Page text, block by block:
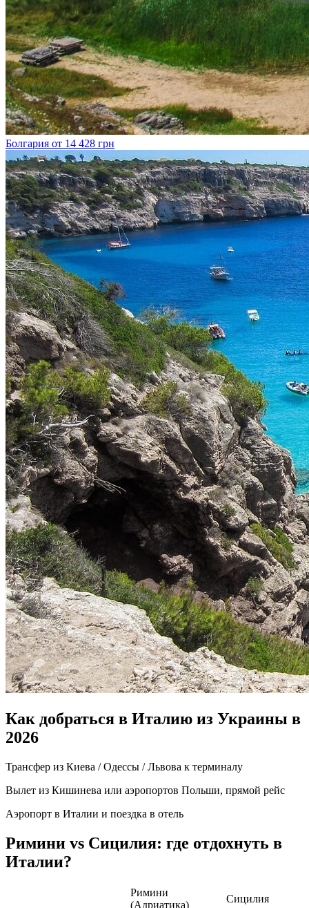
Болгария от 14 428 грн
Как добраться в Италию из Украины в
2026
Трансфер из Киева / Одессы / Львова к терминалу
Вылет из Кишинева или аэропортов Польши, прямой рейс
Аэропорт в Италии и поездка в отель
Римини vs Сицилия: где отдохнуть в
Италии?
Римини
(Адриатика)
Сицилия